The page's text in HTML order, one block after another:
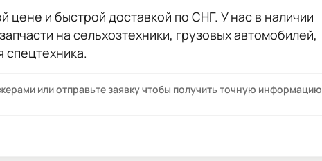
цене и быстрой доставкой по СНГ. У нас в наличии
на сельхозтехники, грузовых автомобилей,
или отправьте заявку чтобы получить точную информацию